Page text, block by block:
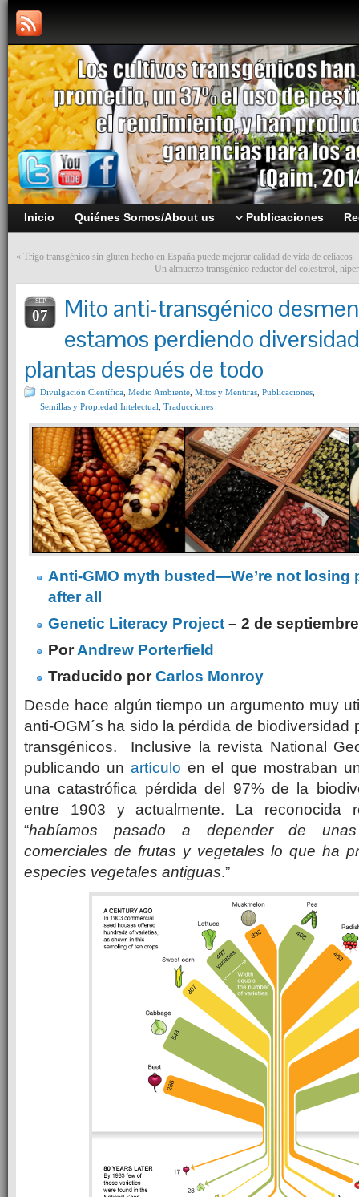
Inicio Quiénes Somos/About us Publicaciones
« Trigo transgénico sin gluten hecho en España puede mejorar calidad de vida de celiacos
Un almuerzo transgénico reductor del colesterol,
SEP
07
Mito anti-transgénico
estamos perdiendo
plantas después de todo
Divulgación Científica Medio Ambiente Mitos y Mentiras Publicaciones
Semillas y Propiedad Intelectual Traducciones
Anti-GMO myth busted—We’re not losing
after all
Genetic Literacy Project – 2 de
PorAndrew Porterfield
Traducido porCarlos Monroy
Desde hace algún tiempo un argumento muy
anti-OGM´s ha sido la pérdida de biodiversidad
transgénicos. Inclusive la revista National
publicando unartículo en el que mostraban
una catastrófica pérdida del 97% de la
entre 1903 y actualmente. La reconocida
“habíamos pasado a depender de unas
comerciales de frutas y vegetales lo que ha
especies vegetales antiguas.”